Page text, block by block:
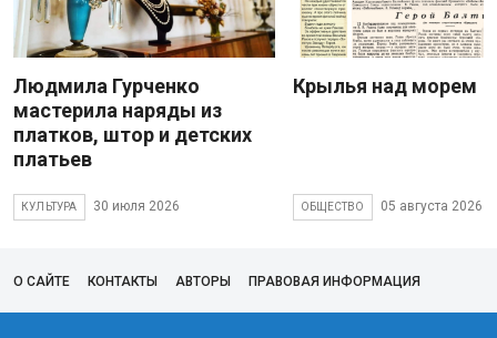
Людмила Гурченко
мастерила наряды из
платков, штор и детских
платьев
КУЛЬТУРА 30 июля 2026
Крылья над морем
ОБЩЕСТВО 05 августа 2026
О САЙТЕ КОНТАКТЫ АВТОРЫ ПРАВОВАЯ ИНФОРМАЦИЯ